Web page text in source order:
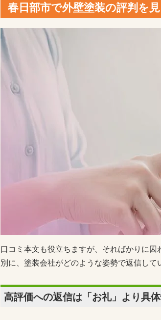
春日部市で外壁塗装の評判を
口コミ本文も役立ちますが、そればかりに
別に、塗装会社がどのような姿勢で返信して
高評価への返信は「お礼」より具